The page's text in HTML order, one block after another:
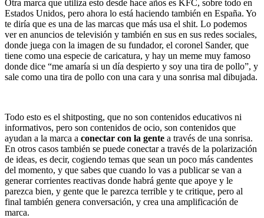
Otra marca que utiliza esto desde hace años es KFC, sobre todo en
Estados Unidos, pero ahora lo está haciendo también en España. Yo
te diría que es una de las marcas que más usa el shit. Lo podemos
ver en anuncios de televisión y también en sus en sus redes sociales,
donde juega con la imagen de su fundador, el coronel Sander, que
tiene como una especie de caricatura, y hay un meme muy famoso
donde dice “me amaría si un día despierto y soy una tira de pollo”, y
sale como una tira de pollo con una cara y una sonrisa mal dibujada.
Todo esto es el shitposting, que no son contenidos educativos ni
informativos, pero son contenidos de ocio, son contenidos que
ayudan a la marca a conectar con la gente a través de una sonrisa.
En otros casos también se puede conectar a través de la polarización
de ideas, es decir, cogiendo temas que sean un poco más candentes
del momento, y que sabes que cuando lo vas a publicar se van a
generar corrientes reactivas donde habrá gente que apoye y le
parezca bien, y gente que le parezca terrible y te critique, pero al
final también genera conversación, y crea una amplificación de
marca.